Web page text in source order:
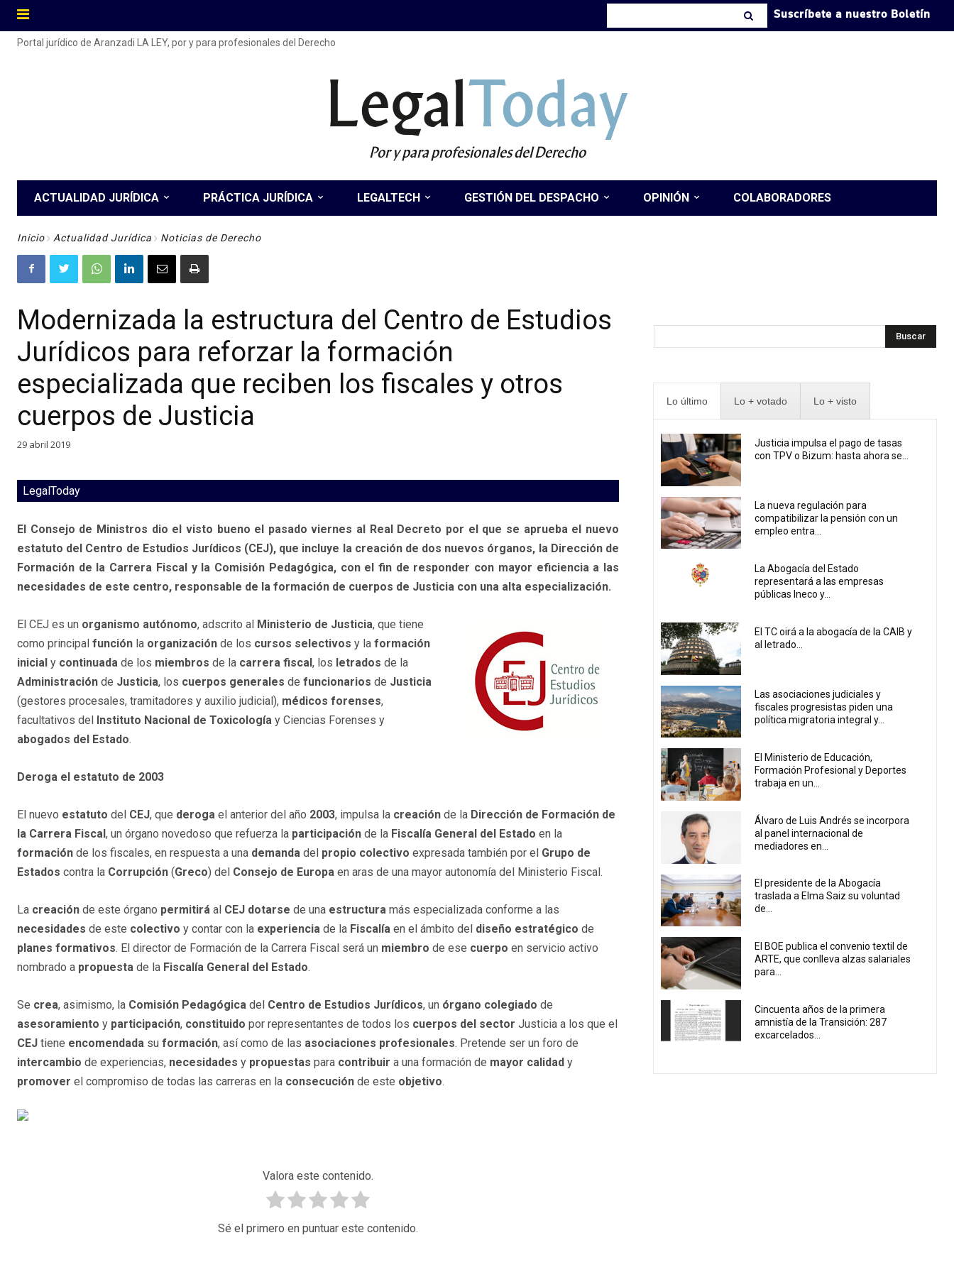
Suscríbete a nuestro Boletín
Portal jurídico de Aranzadi LA LEY, por y para profesionales del Derecho
LegalToday
Por y para profesionales del Derecho
ACTUALIDAD JURÍDICA PRÁCTICA JURÍDICA LEGALTECH GESTIÓN DEL DESPACHO OPINIÓN COLABORADORES
Inicio Actualidad Jurídica Noticias de Derecho
Modernizada la estructura del Centro de Estudios
Jurídicos para reforzar la formación
especializada que reciben los fiscales y otros
cuerpos de Justicia
29 abril 2019
LegalToday
El Consejo de Ministros dio el visto bueno el pasado viernes al Real Decreto por el que se aprueba el nuevo
estatuto del Centro de Estudios Jurídicos (CEJ), que incluye la creación de dos nuevos órganos, la Dirección de
Formación de la Carrera Fiscal y la Comisión Pedagógica, con el fin de responder con mayor eficiencia a las
necesidades de este centro, responsable de la formación de cuerpos de Justicia con una alta especialización.
El CEJ es un organismo autónomo, adscrito al Ministerio de Justicia, que tiene
como principal función la organización de los cursos selectivos y la formación
inicial y continuada de los miembros de la carrera fiscal , los letrados de la
Administración de Justicia, los cuerpos generales de funcionarios de Justicia
(gestores procesales, tramitadores y auxilio judicial), médicos forenses,
facultativos del
Instituto Nacional de Toxicología y Ciencias Forenses y
abogados del Estado.
Deroga el estatuto de 2003
El nuevo estatuto del CEJ, que deroga el anterior del año 2003, impulsa la creación de la Dirección de Formación de
la Carrera Fiscal , un órgano novedoso que refuerza la participación de la Fiscalía General del Estado en la
formación de los fiscales, en respuesta a una demanda del propio colectivo expresada también por el Grupo de
Estados contra la Corrupción (Greco) del Consejo de Europa en aras de una mayor autonomía del Ministerio Fiscal.
La creación de este órgano permitirá al CEJ dotarse de una estructura más especializada conforme a las
necesidades de este colectivo y contar con la experiencia de la Fiscalía en el ámbito del diseño estratégico de
planes formativos. El director de Formación de la Carrera Fiscal será un miembro de ese cuerpo en servicio activo
nombrado a propuesta de la Fiscalía General del Estado.
Se crea, asimismo, la Comisión Pedagógica del Centro de Estudios Jurídicos, un órgano colegiado de
asesoramiento y participación, constituido por representantes de todos los cuerpos del sector Justicia a los que el
CEJ tiene encomendada su formación, así como de las asociaciones profesionales. Pretende ser un foro de
intercambio de experiencias, necesidades y propuestas para contribuir a una formación de mayor calidad y
promover el compromiso de todas las carreras en la consecución de este objetivo.
Valora este contenido.
Sé el primero en puntuar este contenido.
Buscar
Lo último Lo + votado Lo + visto
Justicia impulsa el pago de tasas
con TPV o Bizum: hasta ahora se...
La nueva regulación para
compatibilizar la pensión con un
empleo entra...
La Abogacía del Estado
representará a las empresas
públicas Ineco y...
El TC oirá a la abogacía de la CAIB y
al letrado...
Las asociaciones judiciales y
fiscales progresistas piden una
política migratoria integral y...
El Ministerio de Educación,
Formación Profesional y Deportes
trabaja en un...
Álvaro de Luis Andrés se incorpora
al panel internacional de
mediadores en...
El presidente de la Abogacía
traslada a Elma Saiz su voluntad
de...
El BOE publica el convenio textil de
ARTE, que conlleva alzas salariales
para...
Cincuenta años de la primera
amnistía de la Transición: 287
excarcelados...